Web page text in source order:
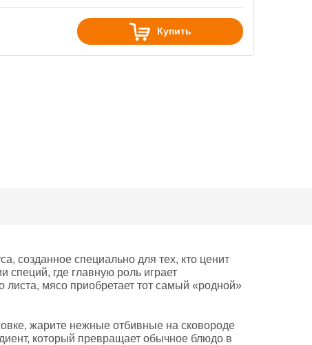
Купить
созданное специально для тех, кто ценит
специй, где главную роль играет
листа, мясо приобретает тот самый «родной»
жарите нежные отбивные на сковороде
который превращает обычное блюдо в